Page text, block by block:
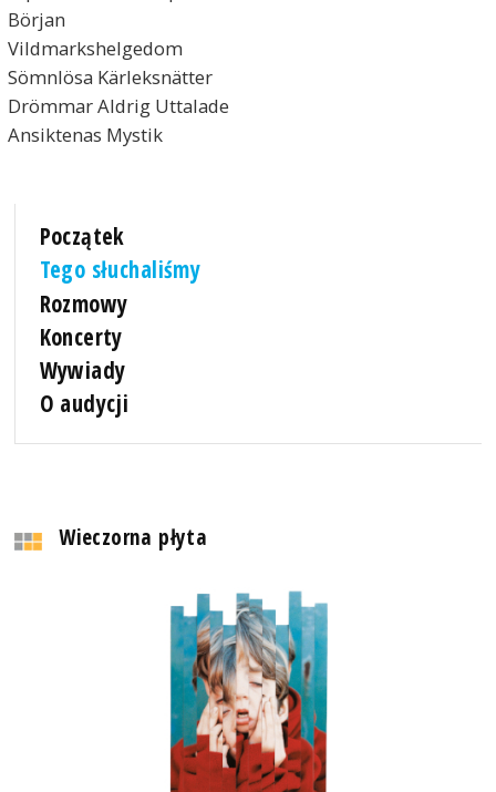
Början
Vildmarkshelgedom
Sömnlösa Kärleksnätter
Drömmar Aldrig Uttalade
Ansiktenas Mystik
Początek
Tego słuchaliśmy
Rozmowy
Koncerty
Wywiady
O audycji
Wieczorna płyta